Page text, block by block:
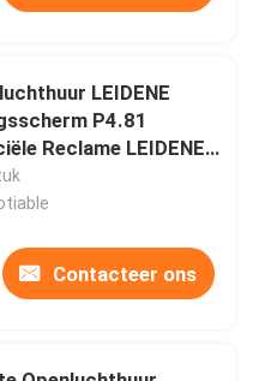
LEIDENE
P4.81
Reclame LEIDENE
Contacteer ons